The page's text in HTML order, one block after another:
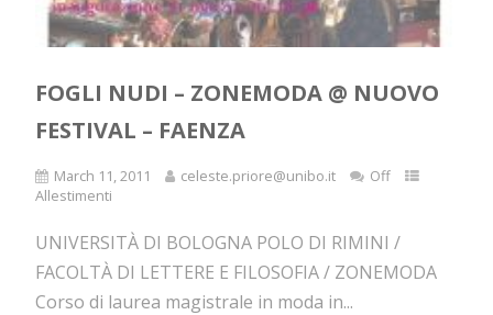
FOGLI NUDI – ZONEMODA @ NUOVO
FESTIVAL – FAENZA
March 11, 2011 celeste.priore@unibo.it
Off
Allestimenti
UNIVERSITÀ DI BOLOGNA POLO DI RIMINI /
FACOLTÀ DI LETTERE E FILOSOFIA / ZONEMODA
Corso di laurea magistrale in moda in...